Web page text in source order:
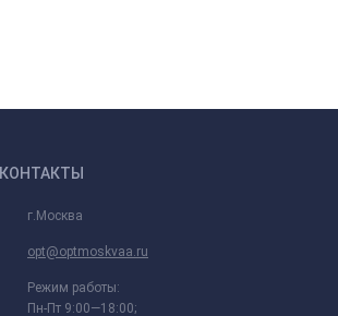
КОНТАКТЫ
г.Москва
opt@optmoskvaa.ru
Режим работы:
Пн-Пт 9:00—18:00;